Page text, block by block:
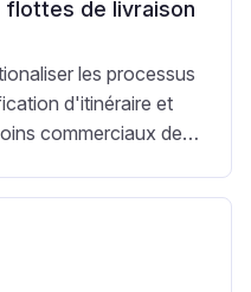
flottes de livraison
les processus
d'itinéraire et
commerciaux de